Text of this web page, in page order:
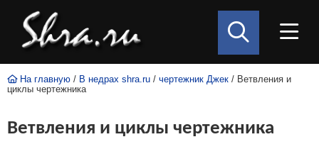
На главную / В недрах shra.ru / чертежник Джек / Ветвления и
циклы чертежника
Ветвления и циклы чертежника